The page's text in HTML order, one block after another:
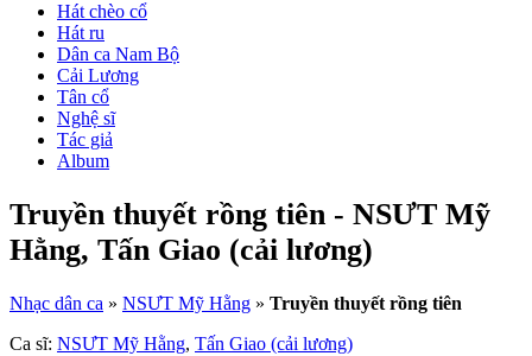
Hát chèo cổ
Hát ru
Dân ca Nam Bộ
Cải Lương
Tân cổ
Nghệ sĩ
Tác giả
Album
Truyền thuyết rồng tiên - NSƯT Mỹ
Hằng, Tấn Giao (cải lương)
Nhạc dân ca » NSƯT Mỹ Hằng » Truyền thuyết rồng tiên
Ca sĩ: NSƯT Mỹ Hằng, Tấn Giao (cải lương)